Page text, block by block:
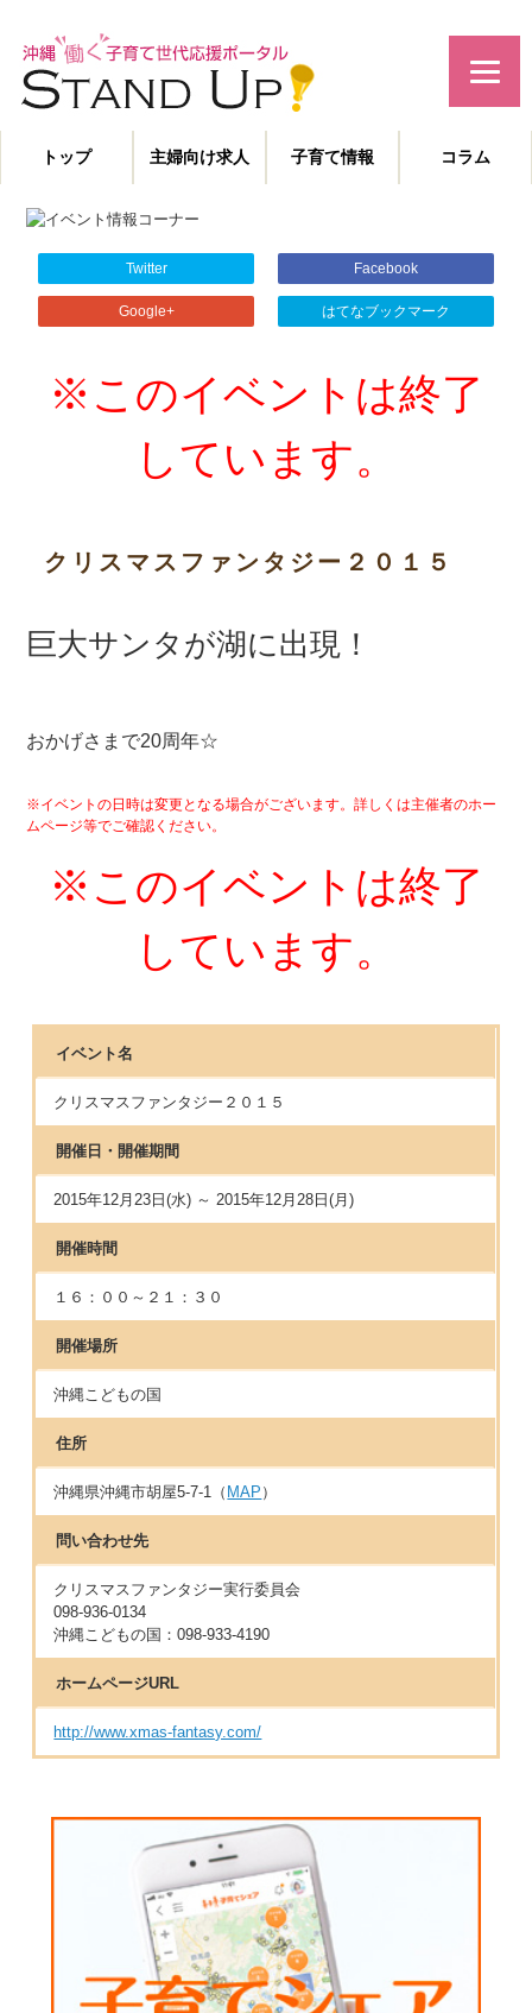
主婦特化型の求人情報と、子育てや教育に役立つコラムを発信。
沖縄の子育て世代、働くママを応援します！
トップ 主婦向け求人 子育て情報 コラム
Twitter Facebook
Google+ はてなブックマーク
※このイベントは終了
しています。
クリスマスファンタジー２０１５
巨大サンタが湖に出現！
おかげさまで20周年☆
※イベントの日時は変更となる場合がございます。詳しくは主催者のホー
ムページ等でご確認ください。
※このイベントは終了
しています。
イベント名
クリスマスファンタジー２０１５
開催日・開催期間
2015年12月23日(水) ～ 2015年12月28日(月)
開催時間
１６：００～２１：３０
開催場所
沖縄こどもの国
住所
沖縄県沖縄市胡屋5-7-1（ MAP ）
問い合わせ先
クリスマスファンタジー実行委員会
098-936-0134
沖縄こどもの国：098-933-4190
ホームページURL
http://www.xmas-fantasy.com/